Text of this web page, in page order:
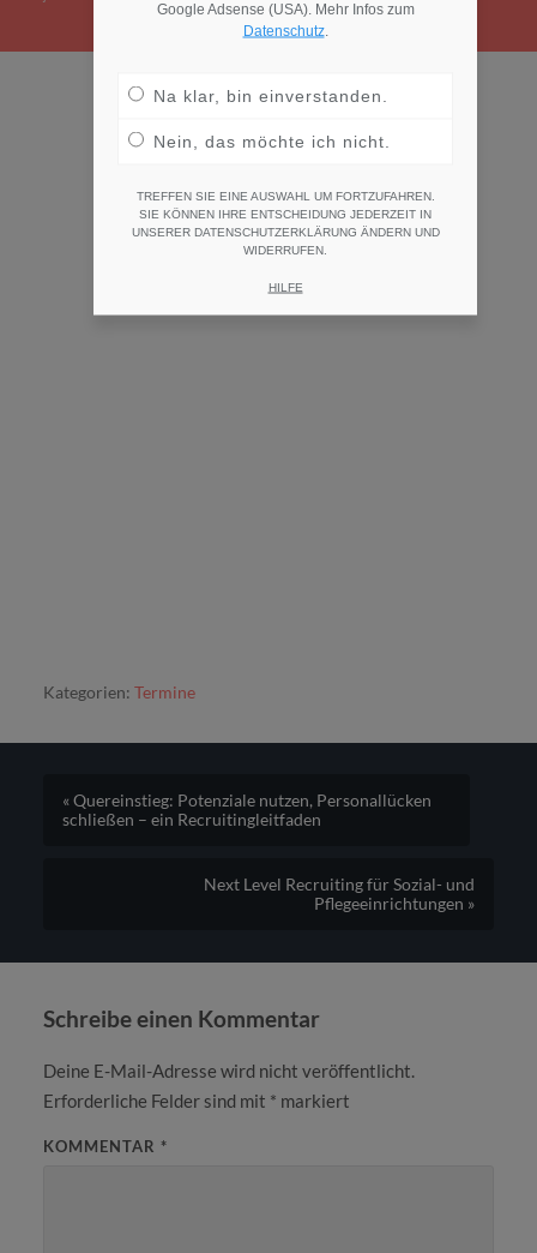
Kategorien: Termine
« Quereinstieg: Potenziale nutzen, Personallücken
schließen – ein Recruitingleitfaden
Next Level Recruiting für Sozial- und
Pflegeeinrichtungen »
Schreibe einen Kommentar
Deine E-Mail-Adresse wird nicht veröffentlicht.
Erforderliche Felder sind mit * markiert
KOMMENTAR *
Google Adsense (USA). Mehr Infos zum
Datenschutz.
Na klar, bin einverstanden.
Nein, das möchte ich nicht.
TREFFEN SIE EINE AUSWAHL UM FORTZUFAHREN.
SIE KÖNNEN IHRE ENTSCHEIDUNG JEDERZEIT IN
UNSERER DATENSCHUTZERKLÄRUNG ÄNDERN UND
WIDERRUFEN.
HILFE